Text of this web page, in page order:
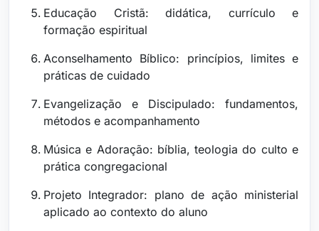
Educação Cristã: didática, currículo e
formação espiritual
Aconselhamento Bíblico: princípios, limites e
práticas de cuidado
Evangelização e Discipulado: fundamentos,
métodos e acompanhamento
Música e Adoração: bíblia, teologia do culto e
prática congregacional
Projeto Integrador: plano de ação ministerial
aplicado ao contexto do aluno